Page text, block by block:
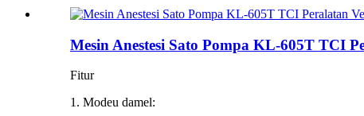
Mesin Anestesi Sato Pompa KL-605T TCI
Fitur
1. Modeu damel: